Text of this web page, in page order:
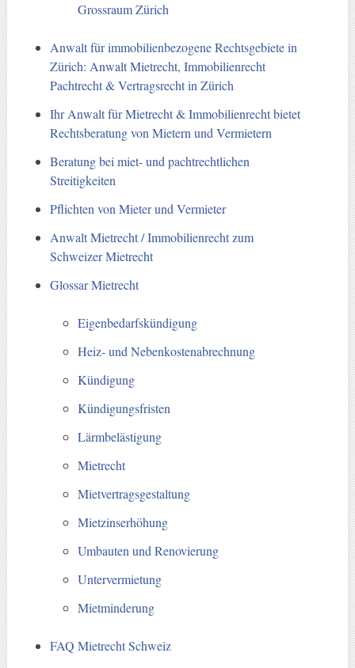
Grossraum Zürich
Anwalt für immobilienbezogene Rechtsgebiete in
Zürich: Anwalt Mietrecht, Immobilienrecht
Pachtrecht & Vertragsrecht in Zürich
Ihr Anwalt für Mietrecht & Immobilienrecht bietet
Rechtsberatung von Mietern und Vermietern
Beratung bei miet- und pachtrechtlichen
Streitigkeiten
Pflichten von Mieter und Vermieter
Anwalt Mietrecht / Immobilienrecht zum
Schweizer Mietrecht
Glossar Mietrecht
Eigenbedarfskündigung
Heiz- und Nebenkostenabrechnung
Kündigung
Kündigungsfristen
Lärmbelästigung
Mietrecht
Mietvertragsgestaltung
Mietzinserhöhung
Umbauten und Renovierung
Untervermietung
Mietminderung
FAQ Mietrecht Schweiz